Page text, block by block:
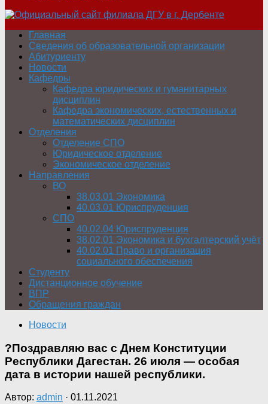
Главная
Сведения об образовательной организации
Абитуриенту
Новости
Кафедры
Кафедра юридических и гуманитарных
дисциплин
Кафедра экономических, естественных и
математических дисциплин
Отделения
Отделение СПО
Юридическое отделение
Экономическое отделение
Направления
ВО
38.03.01 Экономика
40.03.01 Юриспруденция
СПО
40.02.04 Юриспруденция
38.02.01 Экономика и бухгалтерский учёт
40.02.01 Право и организация
социального обеспечения
Студенту
Дистанционное обучение
ВПР
Обращения граждан
Новости
?Поздравляю вас с Днем Конституции
Республики Дагестан. 26 июля — особая
дата в истории нашей республики.
Автор: admin · 01.11.2021